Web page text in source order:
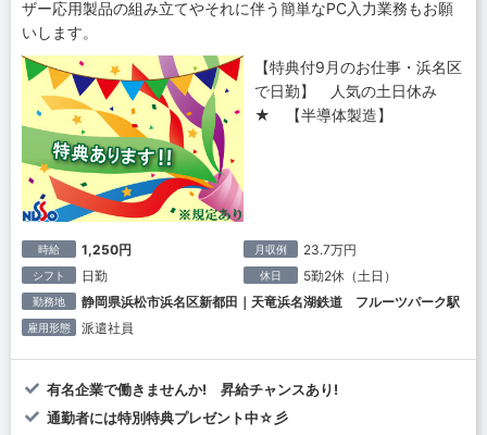
ザー応用製品の組み立てやそれに伴う簡単なPC入力業務もお願
いします。
【特典付9月のお仕事・浜名区
で日勤】 人気の土日休み
★ 【半導体製造】
時給 1,250円 月収例 23.7万円
シフト 日勤 休日 5勤2休（土日）
勤務地 静岡県浜松市浜名区新都田｜天竜浜名湖鉄道 フルーツパーク駅
雇用形態 派遣社員
有名企業で働きませんか! 昇給チャンスあり!
通勤者には特別特典プレゼント中☆彡